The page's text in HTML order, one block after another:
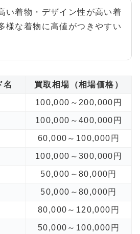
い着物・デザイン性が高い着
様な着物に高値がつきやすい
名 買取相場（相場価格）
100,000～200,000円
100,000～400,000円
60,000～100,000円
100,000～300,000円
50,000～80,000円
50,000～80,000円
80,000～120,000円
50,000～100,000円